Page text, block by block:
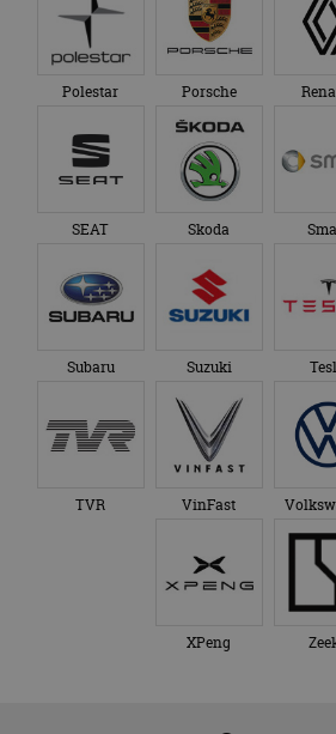
Subaru Suzuki
TVR VinFast
XPeng
Over ons
Op AutoRAI.nl vind je alles waar
autoliefhebber sneller van gaat
autonieuws, autotests en nog
Elke week de populairste blogs
Meld je aan voor de